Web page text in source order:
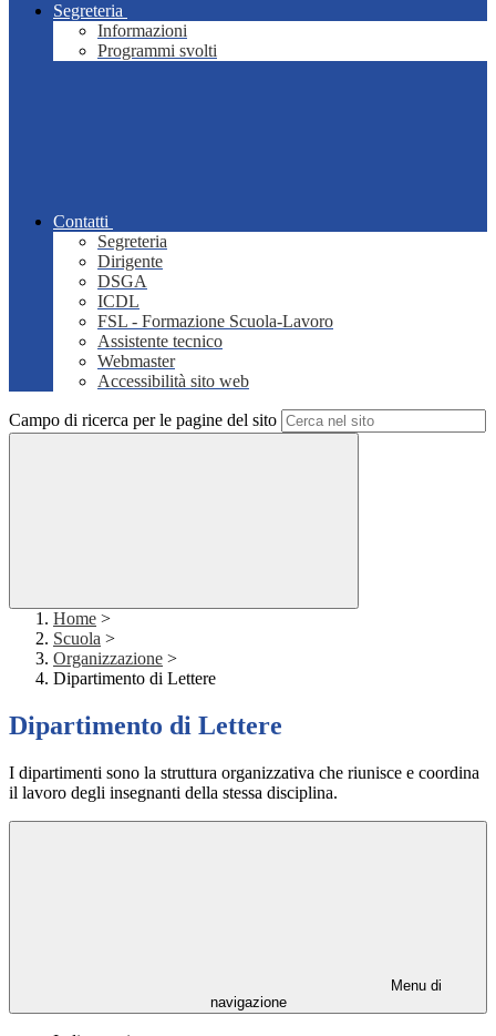
Segreteria
Informazioni
Programmi svolti
Contatti
Segreteria
Dirigente
DSGA
ICDL
FSL - Formazione Scuola-Lavoro
Assistente tecnico
Webmaster
Accessibilità sito web
Campo di ricerca per le pagine del sito
Home >
Scuola >
Organizzazione >
Dipartimento di Lettere
Dipartimento di Lettere
I dipartimenti sono la struttura organizzativa che riunisce e coordina
il lavoro degli insegnanti della stessa disciplina.
Menu di
navigazione